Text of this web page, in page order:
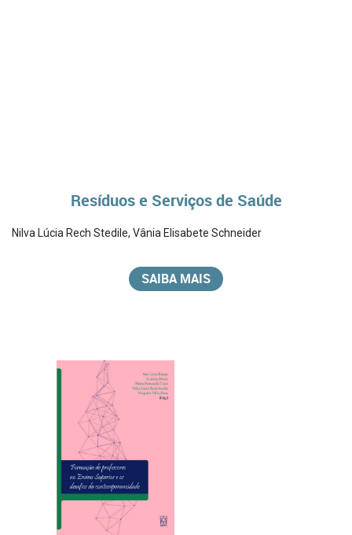
Resíduos e Serviços de Saúde
Nilva Lúcia Rech Stedile, Vânia Elisabete Schneider
SAIBA MAIS